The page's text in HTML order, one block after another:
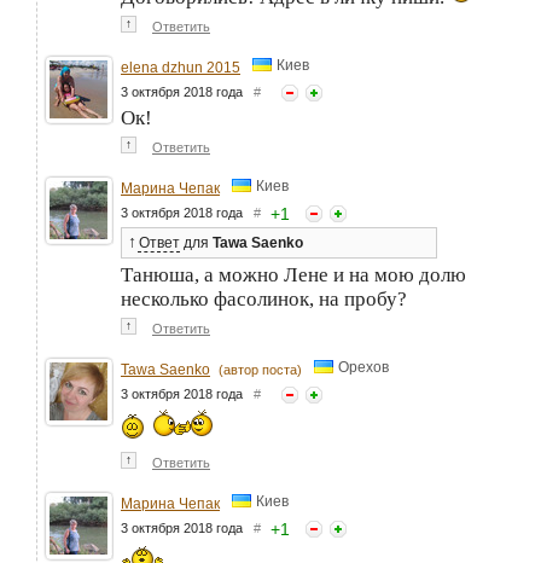
↑ Ответить
elena dzhun 2015 Киев
3 октября 2018 года #
Ок!
↑ Ответить
Марина Чепак Киев
3 октября 2018 года # +1
↑ Ответ для Tawa Saenko
Танюша, а можно Лене и на мою долю
несколько фасолинок, на пробу?
↑ Ответить
Tawa Saenko (автор поста) Орехов
3 октября 2018 года #
↑ Ответить
Марина Чепак Киев
3 октября 2018 года # +1